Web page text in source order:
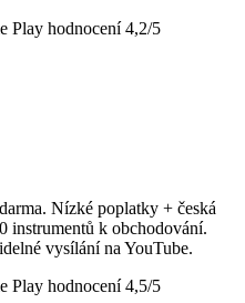
Play hodnocení 4,2/5
Nízké poplatky + česká
instrumentů k obchodování.
vysílání na YouTube.
Play hodnocení 4,5/5